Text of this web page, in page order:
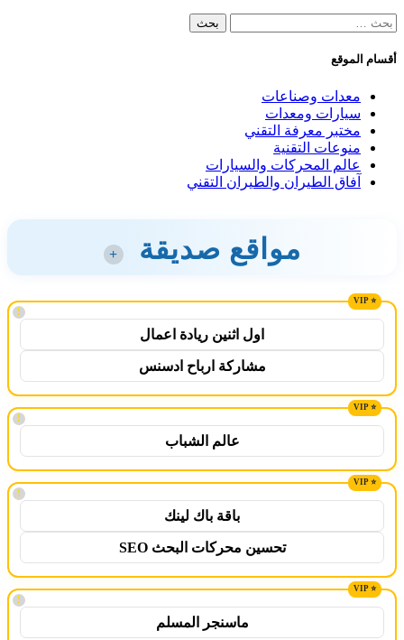
البحث
أقسام الموقع
معدات وصناعات
سيارات ومعدات
مختبر معرفة التقني
منوعات التقنية
عالم المحركات والسيارات
آفاق الطيران والطيران التقني
مواقع صديقة +
!
اول اثنين ريادة اعمال
مشاركة ارباح ادسنس
!
عالم الشباب
!
باقة باك لينك
تحسين محركات البحث SEO
!
ماسنجر المسلم